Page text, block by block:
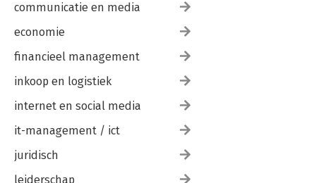
communicatie en media
economie
financieel management
inkoop en logistiek
internet en social media
it-management / ict
juridisch
leiderschap